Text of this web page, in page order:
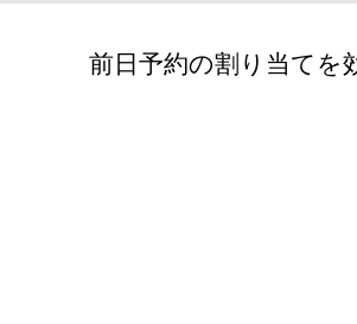
前日予約の割り当てを
SERVICE